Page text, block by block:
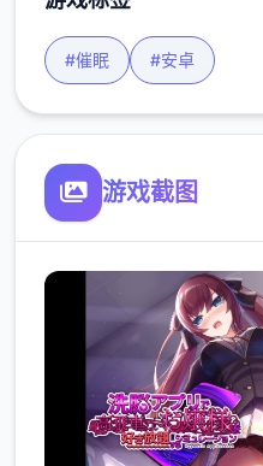
#催眠 #安卓
游戏截图